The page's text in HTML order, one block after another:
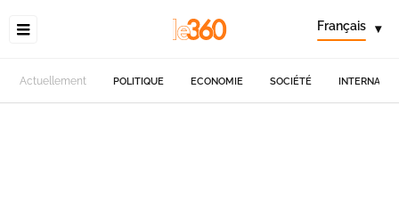
Français ▾
Actuellement POLITIQUE ECONOMIE SOCIÉTÉ